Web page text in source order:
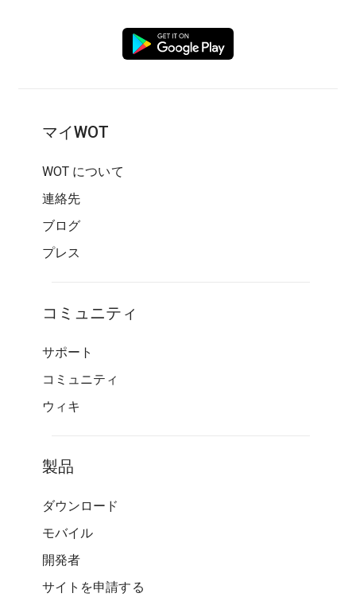
マイWOT
WOT について
連絡先
ブログ
プレス
コミュニティ
サポート
コミュニティ
ウィキ
製品
ダウンロード
モバイル
開発者
サイトを申請する